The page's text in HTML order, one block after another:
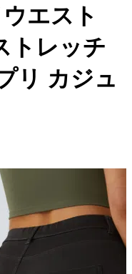
エスト
トレッチ
リ カジュ